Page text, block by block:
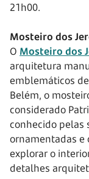
21h00.
Mosteiro dos
O Mosteiro dos
arquitetura
emblemáticos
Belém, o
considerado
conhecido pelas
ornamentadas e
explorar o
detalhes